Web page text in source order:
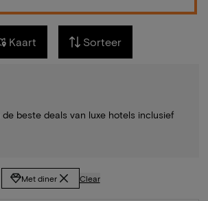
Kaart Sorteer
beste deals van luxe hotels inclusief
Met diner Clear